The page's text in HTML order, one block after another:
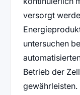
versorgt
untersuchen
Betrieb der
gewährleisten.